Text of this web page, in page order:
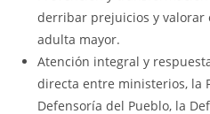
derribar prejuicios y valorar
adulta mayor.
Atención integral y
directa entre ministerios, la
Defensoría del Pueblo, la